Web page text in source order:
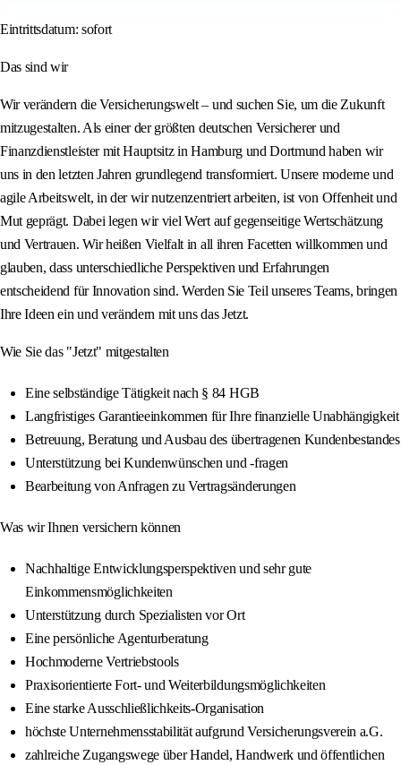
Eintrittsdatum: sofort
Das sind wir
Wir verändern die Versicherungswelt – und suchen Sie, um die Zukunft
mitzugestalten. Als einer der größten deutschen Versicherer und
Finanzdienstleister mit Hauptsitz in Hamburg und Dortmund haben wir
uns in den letzten Jahren grundlegend transformiert. Unsere moderne und
agile Arbeitswelt, in der wir nutzenzentriert arbeiten, ist von Offenheit und
Mut geprägt. Dabei legen wir viel Wert auf gegenseitige Wertschätzung
und Vertrauen. Wir heißen Vielfalt in all ihren Facetten willkommen und
glauben, dass unterschiedliche Perspektiven und Erfahrungen
entscheidend für Innovation sind. Werden Sie Teil unseres Teams, bringen
Ihre Ideen ein und verändern mit uns das Jetzt.
Wie Sie das "Jetzt" mitgestalten
Eine selbständige Tätigkeit nach § 84 HGB
Langfristiges Garantieeinkommen für Ihre finanzielle Unabhängigkeit
Betreuung, Beratung und Ausbau des übertragenen Kundenbestandes
Unterstützung bei Kundenwünschen und -fragen
Bearbeitung von Anfragen zu Vertragsänderungen
Was wir Ihnen versichern können
Nachhaltige Entwicklungsperspektiven und sehr gute
Einkommensmöglichkeiten
Unterstützung durch Spezialisten vor Ort
Eine persönliche Agenturberatung
Hochmoderne Vertriebstools
Praxisorientierte Fort- und Weiterbildungsmöglichkeiten
Eine starke Ausschließlichkeits-Organisation
höchste Unternehmensstabilität aufgrund Versicherungsverein a.G.
zahlreiche Zugangswege über Handel, Handwerk und öffentlichen